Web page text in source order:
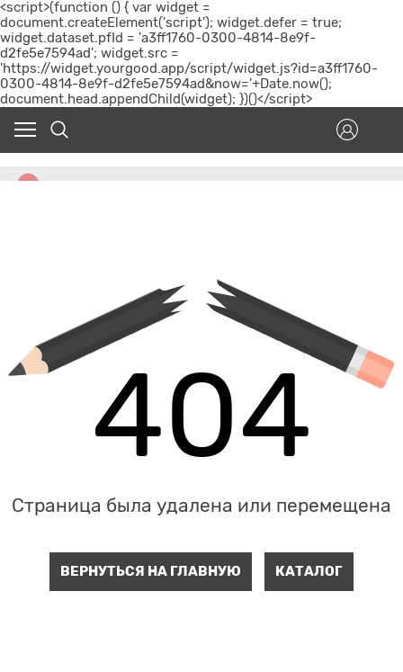
<script>(function () { var widget =
document.createElement('script'); widget.defer = true;
widget.dataset.pfId = 'a3ff1760-0300-4814-8e9f-
d2fe5e7594ad'; widget.src =
'https://widget.yourgood.app/script/widget.js?id=a3ff1760-
0300-4814-8e9f-d2fe5e7594ad&now='+Date.now();
document.head.appendChild(widget); })()</script>
404
Страница была удалена или перемещена
ВЕРНУТЬСЯ НА ГЛАВНУЮ КАТАЛОГ